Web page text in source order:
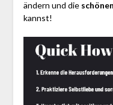
ändern und die
kannst!